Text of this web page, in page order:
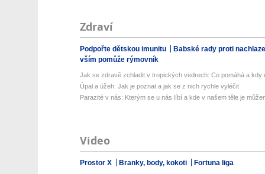
Zdraví
Podpořte dětskou imunitu
Babské rady proti
vším pomůže rýmovník
Jak se zdravě zchladit v tropických vedrech: Co pomáhá a kdy
Úpal a úžeh: Jak je poznat a jak se z nich rychle vyléčit
Parazité v nás: Kterým se u nás líbí a kde v našem těle je
Video
Prostor X Branky, body, kokoti Fortuna liga